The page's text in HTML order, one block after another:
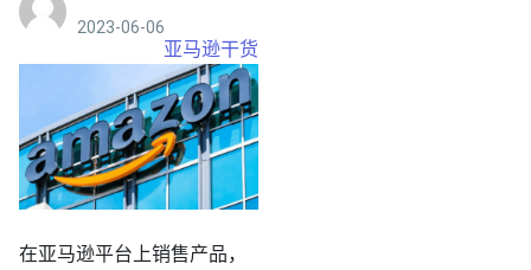
2023-06-06
亚马逊干货
在亚马逊平台上销售产品，